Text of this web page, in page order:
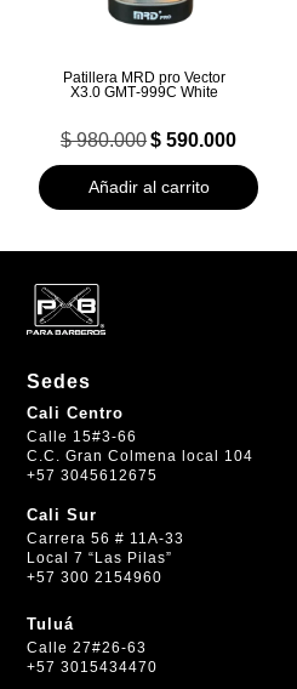
Patillera MRD pro Vector
X3.0 GMT‑999C White
$980.000 El
precio
original
era:
$ 590.000
actual
$ 590.000.
Añadir al carrito
Sedes
Cali Centro
Calle 15#3-66
C.C. Gran Colmena local 104
+57 3045612675
Cali Sur
Carrera 56 # 11A-33
Local 7 “Las Pilas”
+57 300 2154960
Tuluá
Calle 27#26-63
+57 3015434470